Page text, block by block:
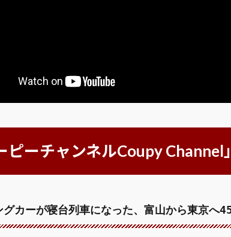
ピーチャンネルCoupy Channel
グカーが寝台列車になった、富山から東京へ